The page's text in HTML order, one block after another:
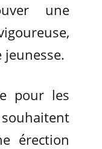
une
jeunesse.
pour les
érection